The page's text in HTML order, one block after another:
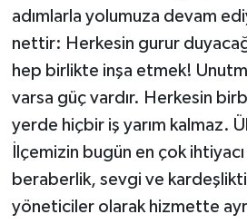
adımlarla yolumuza devam
nettir: Herkesin gurur
hep birlikte inşa etmek!
varsa güç vardır. Herkesin
yerde hiçbir iş yarım kalmaz.
İlçemizin bugün en çok
beraberlik, sevgi ve
yöneticiler olarak hizmette